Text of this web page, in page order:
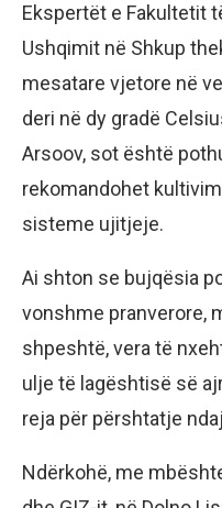
Ekspertët e Fakultetit
Ushqimit në Shkup
mesatare vjetore në
deri në dy gradë
Arsoov, sot është
rekomandohet
sisteme ujitjeje.
Ai shton se bujqësia
vonshme pranverore,
shpeshtë, vera të
ulje të lagështisë së
reja për përshtatje
Ndërkohë, me